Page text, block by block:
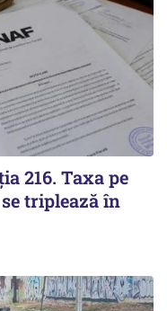
216. Taxa pe
triplează în